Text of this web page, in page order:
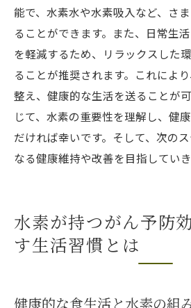
能で、水素水や水素吸入など、さ
ることができます。また、日常生
を軽減するため、リラックスした
ることが推奨されます。これによ
整え、健康的な生活を送ることが
じて、水素の重要性を理解し、健
だければ幸いです。そして、次の
なる健康維持や改善を目指していき
水素が持つがん予防
す生活習慣とは
健康的な食生活と水素の組